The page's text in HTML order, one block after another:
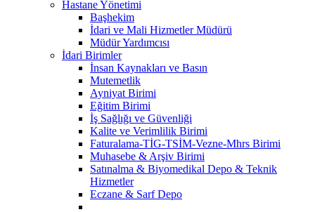
Hastane Yönetimi
Başhekim
İdari ve Mali Hizmetler Müdürü
Müdür Yardımcısı
İdari Birimler
İnsan Kaynakları ve Basın
Mutemetlik
Ayniyat Birimi
Eğitim Birimi
İş Sağlığı ve Güvenliği
Kalite ve Verimlilik Birimi
Faturalama-TİG-TSİM-Vezne-Mhrs Birimi
Muhasebe & Arşiv Birimi
Satınalma & Biyomedikal Depo & Teknik
Hizmetler
Eczane & Sarf Depo